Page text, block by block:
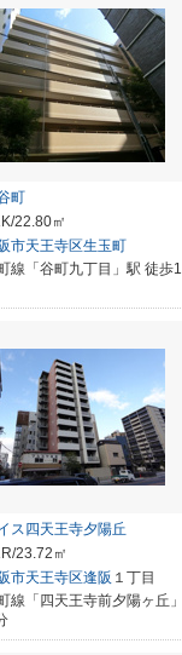
町
22.80㎡
市天王寺区生玉町
線「谷町九丁目」駅 徒歩1
ス四天王寺夕陽丘
23.72㎡
市天王寺区逢阪 １丁目
線「四天王寺前夕陽ヶ丘」